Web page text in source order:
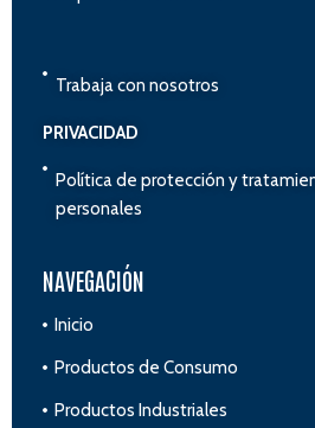
Trabaja con nosotros
PRIVACIDAD
Política de protección y
personales
NAVEGACIÓN
Inicio
Productos de Consumo
Productos Industriales